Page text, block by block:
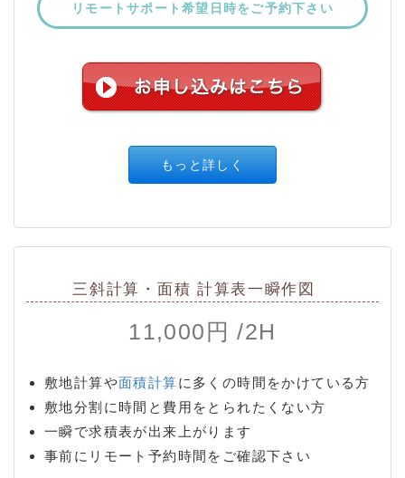
リモートサポート希望日時をご予約下さい
もっと詳しく
三斜計算・面積 計算表一瞬作図
11,000円 /2H
敷地計算や面積計算に多くの時間をかけている方
敷地分割に時間と費用をとられたくない方
一瞬で求積表が出来上がります
事前にリモート予約時間をご確認下さい